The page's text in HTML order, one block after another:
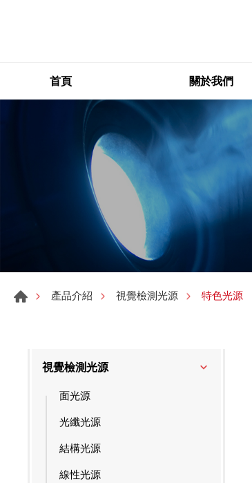
首頁 關於我們
產品介紹 視覺檢測光源 特色光源
視覺檢測光源
面光源
光纖光源
結構光源
線性光源